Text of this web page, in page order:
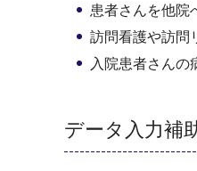
患者さんを他院
訪問看護や訪問
入院患者さんの
データ入力補